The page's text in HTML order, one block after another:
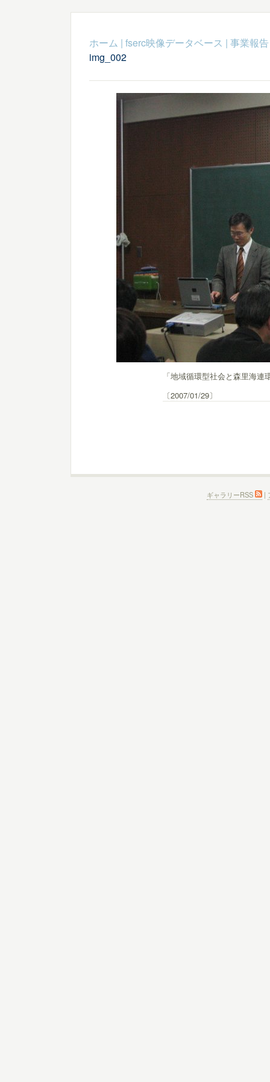
ホーム | fserc映像データベース | 事業報告
img_002
「地域循環型社会と森里海
〔2007/01/29〕
ギャラリーRSS |